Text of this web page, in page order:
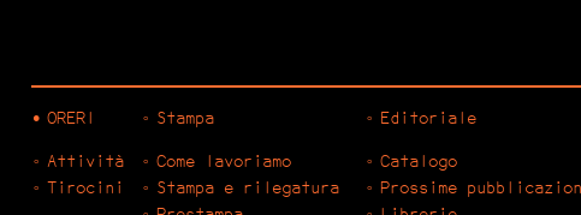
ORERI
Attività
Tirocini
Stampa
Come lavoriamo
Stampa e rilegatura
Editoriale
Catalogo
Prossime